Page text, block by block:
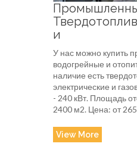
и
У нас можно купить
водогрейные и
наличие есть
электрические и
- 240 кВт. Площадь
2400 м2. Цена: от
View More